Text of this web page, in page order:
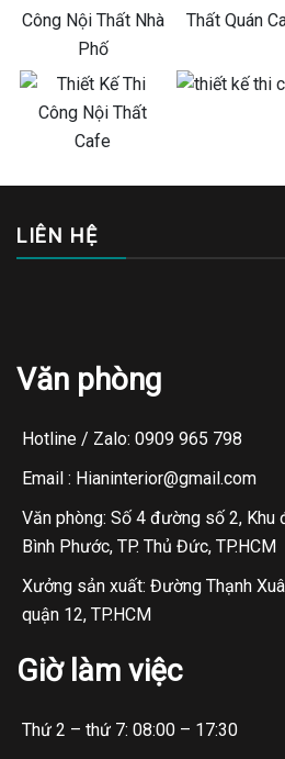
LIÊN HỆ
Văn phòng
Hotline / Zalo: 0909 965 798
Email : Hianinterior@gmail.com
Văn phòng: Số 4 đường số 2, Khu
Bình Phước, TP. Thủ Đức, TP.HCM
Xưởng sản xuất: Đường Thạnh
quận 12, TP.HCM
Giờ làm việc
Thứ 2 – thứ 7: 08:00 – 17:30